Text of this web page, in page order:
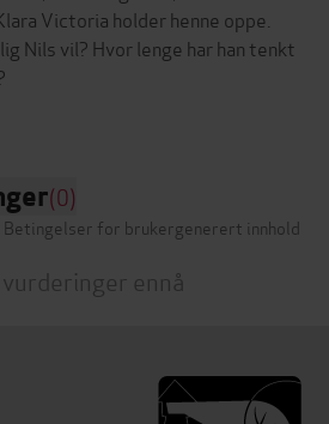
Victoria holder henne oppe.
Nils vil? Hvor lenge har han tenkt
(0)
Betingelser for brukergenerert innhold
vurderinger ennå